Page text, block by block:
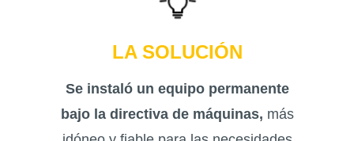
LA SOLUCIÓN
Se instaló un equipo permanente
bajo la directiva de máquinas, más